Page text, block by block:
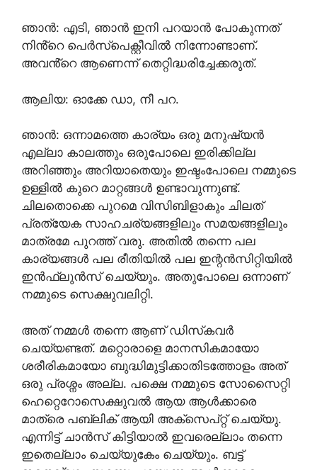
ഞാൻ: എടി, ഞാൻ ഇനി പറയാൻ പോകുന്നത്
നിൻ്റെ പെർസ്പെക്റ്റീവിൽ നിന്നോണ്ടാണ്.
അവൻ്റെ ആണെന്ന് തെറ്റിദ്ധരിച്ചേക്കരുത്.
ആലിയ: ഓക്കേ ഡാ, നീ പറ.
ഞാൻ: ഒന്നാമത്തെ കാര്യം ഒരു മനുഷ്യൻ
എല്ലാ കാലത്തും ഒരുപോലെ ഇരിക്കില്ല
അറിഞ്ഞും അറിയാതെയും ഇഷ്ടംപോലെ നമ്മുടെ
ഉള്ളിൽ കുറെ മാറ്റങ്ങൾ ഉണ്ടാവുന്നുണ്ട്.
ചിലതൊക്കെ പുറമെ വിസിബിളാകും ചിലത്
പ്രത്യേക സാഹചര്യങ്ങളിലും സമയങ്ങളിലും
മാത്രമേ പുറത്ത് വരു. അതിൽ തന്നെ പല
കാര്യങ്ങൾ പല രീതിയിൽ പല ഇന്റൻസിറ്റിയിൽ
ഇൻഫ്ലുൻസ് ചെയ്യും. അതുപോലെ ഒന്നാണ്
നമ്മുടെ സെക്ഷുവലിറ്റി.
അത്‌ നമ്മൾ തന്നെ ആണ് ഡിസ്‌കവർ
ചെയ്യണ്ടത്. മറ്റൊരാളെ മാനസികമായോ
ശരീരികമായോ ബുദ്ധിമുട്ടിക്കാതിടത്തോളം അത്‌
ഒരു പ്രശ്നം അല്ല. പക്ഷെ നമ്മുടെ സോസൈറ്റി
ഹെറ്റെറോസെക്ഷുവൽ ആയ ആൾക്കാരെ
മാത്രെ പബ്ലിക് ആയി അക്‌സെപ്റ്റ് ചെയ്യു.
എന്നിട്ട് ചാൻസ് കിട്ടിയാൽ ഇവരെല്ലാം തന്നെ
ഇതെല്ലാം ചെയ്യുകേം ചെയ്യും. ബട്ട്‌